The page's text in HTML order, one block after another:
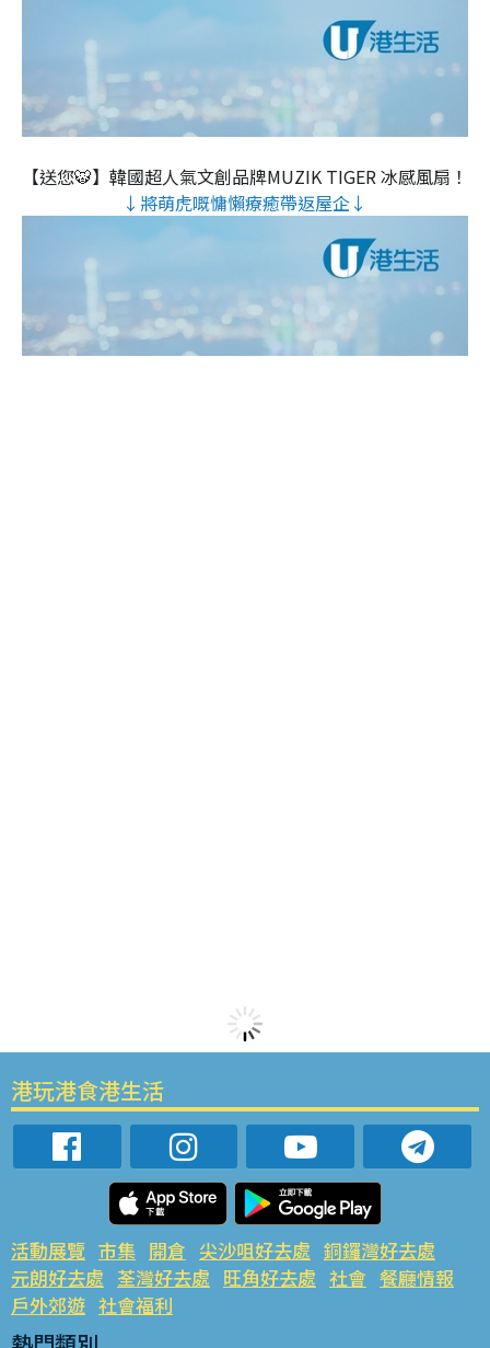
【送您🐯】韓國超人氣文創品牌MUZIK TIGER 冰感風扇！
↓將萌虎嘅慵懶療癒帶返屋企↓
港玩港食港生活
活動展覽 市集 開倉 尖沙咀好去處 銅鑼灣好去處
元朗好去處 荃灣好去處 旺角好去處 社會 餐廳情報
戶外郊遊 社會福利